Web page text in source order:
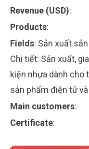
Revenue (USD):
Products:
Fields: Sản xuất
Chi tiết: Sản xuất,
kiện nhựa dành cho
sản phẩm điện tử
Main customers:
Certificate: